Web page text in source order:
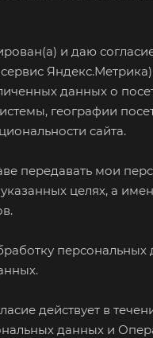
и даю согласие
Яндекс.Метрика)
данных о
географии
сайта.
передавать мои
целях, а
действует в
данных и